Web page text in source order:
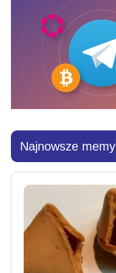
Najnowsze memy